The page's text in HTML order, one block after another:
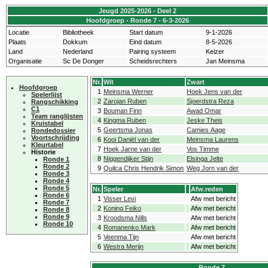
Jeugd 2025-2026 - Deel 2
Hoofdgroep - Ronde 7 - 6-3-2026
Locatie
Bibliotheek Start datum
9-1-2026
Plaats
Dokkum Eind datum
8-5-2026
Land
Nederland Pairing systeem
Keizer
Organisatie
Sc De Donger Scheidsrechters Jan Meinsma
Hoofdgroep
Spelerlijst
Rangschikking
C1
Team ranglijsten
Kruistabel
Rondedossier
Voortschrijding
Kleurtabel
Historie
Ronde 1
Ronde 2
Ronde 3
Ronde 4
Ronde 5
Ronde 6
Ronde 7
Ronde 8
Ronde 9
Ronde 10
Nr. Wit Zwart
1 Meinsma Werner Hoek Jens van der
2 Zarojan Ruben Sjoerdstra Reza
3 Bouman Finn Awad Omar
4 Kingma Ruben Jeske Theis
5 Geertsma Jonas Camies Aage
6 Kooi Daniël van der Meinsma Laurens
7 Hoek Jarne van der Vos Timme
8 Niggendijker Stijn Elsinga Jelte
9 Quilca Chris Hendrik Simon Weg Jorn van der
Nr. Speler
Afw.reden
1 Visser Levi
Afw met bericht
2 Koning Feiko
Afw met bericht
3 Kroodsma Nills
Afw met bericht
4 Romanenko Mark
Afw met bericht
5 Veenma Tijn
Afw met bericht
6 Westra Merijn Afw met bericht